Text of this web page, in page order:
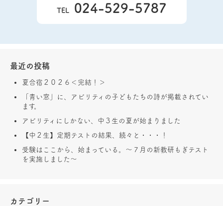
TEL 024-529-5787
最近の投稿
夏合宿２０２６＜完結！＞
「青い窓」に、アビリティの子どもたちの詩が掲載されてい
ます。
アビリティにしかない、中３生の夏が始まりました
【中２生】定期テストの結果、続々と・・・！
受験はここから、始まっている。～７月の新教研もぎテスト
を実施しました～
カテゴリー